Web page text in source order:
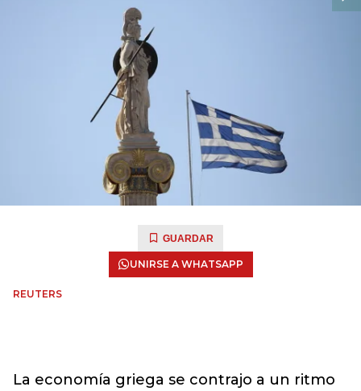
GUARDAR
UNIRSE A WHATSAPP
REUTERS
La economía griega se contrajo a un ritmo